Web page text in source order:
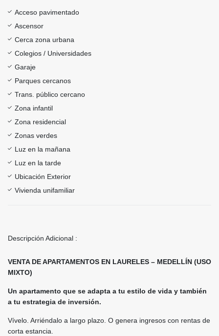
Acceso pavimentado
Ascensor
Cerca zona urbana
Colegios / Universidades
Garaje
Parques cercanos
Trans. público cercano
Zona infantil
Zona residencial
Zonas verdes
Luz en la mañana
Luz en la tarde
Ubicación Exterior
Vivienda unifamiliar
Descripción Adicional :
VENTA DE APARTAMENTOS EN LAURELES – MEDELLÍN (USO
MIXTO)
Un apartamento que se adapta a tu estilo de vida y también
a tu estrategia de inversión.
Vívelo. Arriéndalo a largo plazo. O genera ingresos con rentas de
corta estancia.